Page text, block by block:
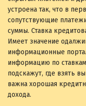
устроена так, что в
сопутствующие
суммы. Ставка
Имеет значение
информационные
информацию по
подскажут, где взять
важна хорошая
дохода.